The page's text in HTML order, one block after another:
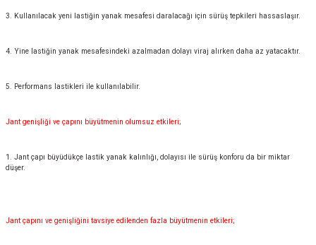
3. Kullanılacak yeni lastiğin yanak mesafesi daralacağı için sürüş tepkileri hassaslaşır.
4. Yine lastiğin yanak mesafesindeki azalmadan dolayı viraj alırken daha az yatacaktır.
5. Performans lastikleri ile kullanılabilir.
Jant genişliği ve çapını büyütmenin olumsuz etkileri;
1. Jant çapı büyüdükçe lastik yanak kalınlığı, dolayısı ile sürüş konforu da bir miktar
düşer.
Jant çapını ve genişliğini tavsiye edilenden fazla büyütmenin etkileri;